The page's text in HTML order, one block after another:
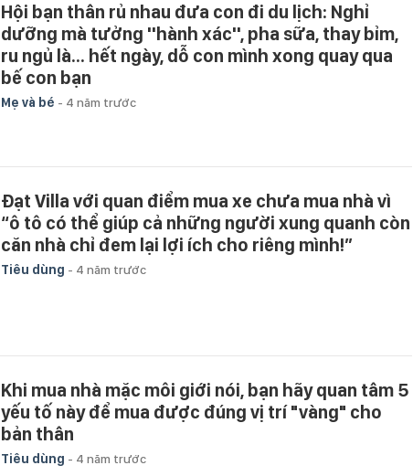
Hội bạn thân rủ nhau đưa con đi du lịch: Nghỉ
dưỡng mà tưởng ''hành xác'', pha sữa, thay bỉm,
ru ngủ là... hết ngày, dỗ con mình xong quay qua
bế con bạn
Mẹ và bé - 4 năm trước
Đạt Villa với quan điểm mua xe chưa mua nhà vì
“ô tô có thể giúp cả những người xung quanh còn
căn nhà chỉ đem lại lợi ích cho riêng mình!”
Tiêu dùng - 4 năm trước
Khi mua nhà mặc môi giới nói, bạn hãy quan tâm 5
yếu tố này để mua được đúng vị trí "vàng" cho
bản thân
Tiêu dùng - 4 năm trước